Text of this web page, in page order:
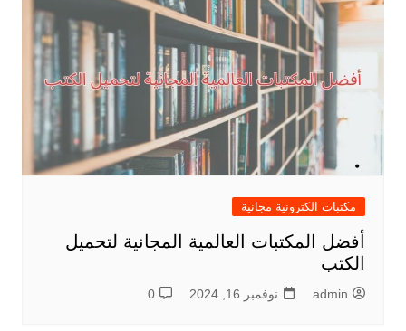
مكتبات الكترونية مجانية
أفضل المكتبات العالمية المجانية لتحميل
الكتب
admin نوفمبر 16, 2024 0